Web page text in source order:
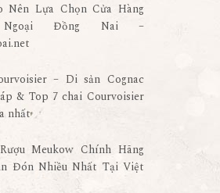
Nên Lựa Chọn Cửa Hàng
Ngoại Đồng Nai –
– Di sản Cognac
& Top 7 chai Courvoisier
nhất
Meukow Chính Hãng
Đón Nhiều Nhất Tại Việt